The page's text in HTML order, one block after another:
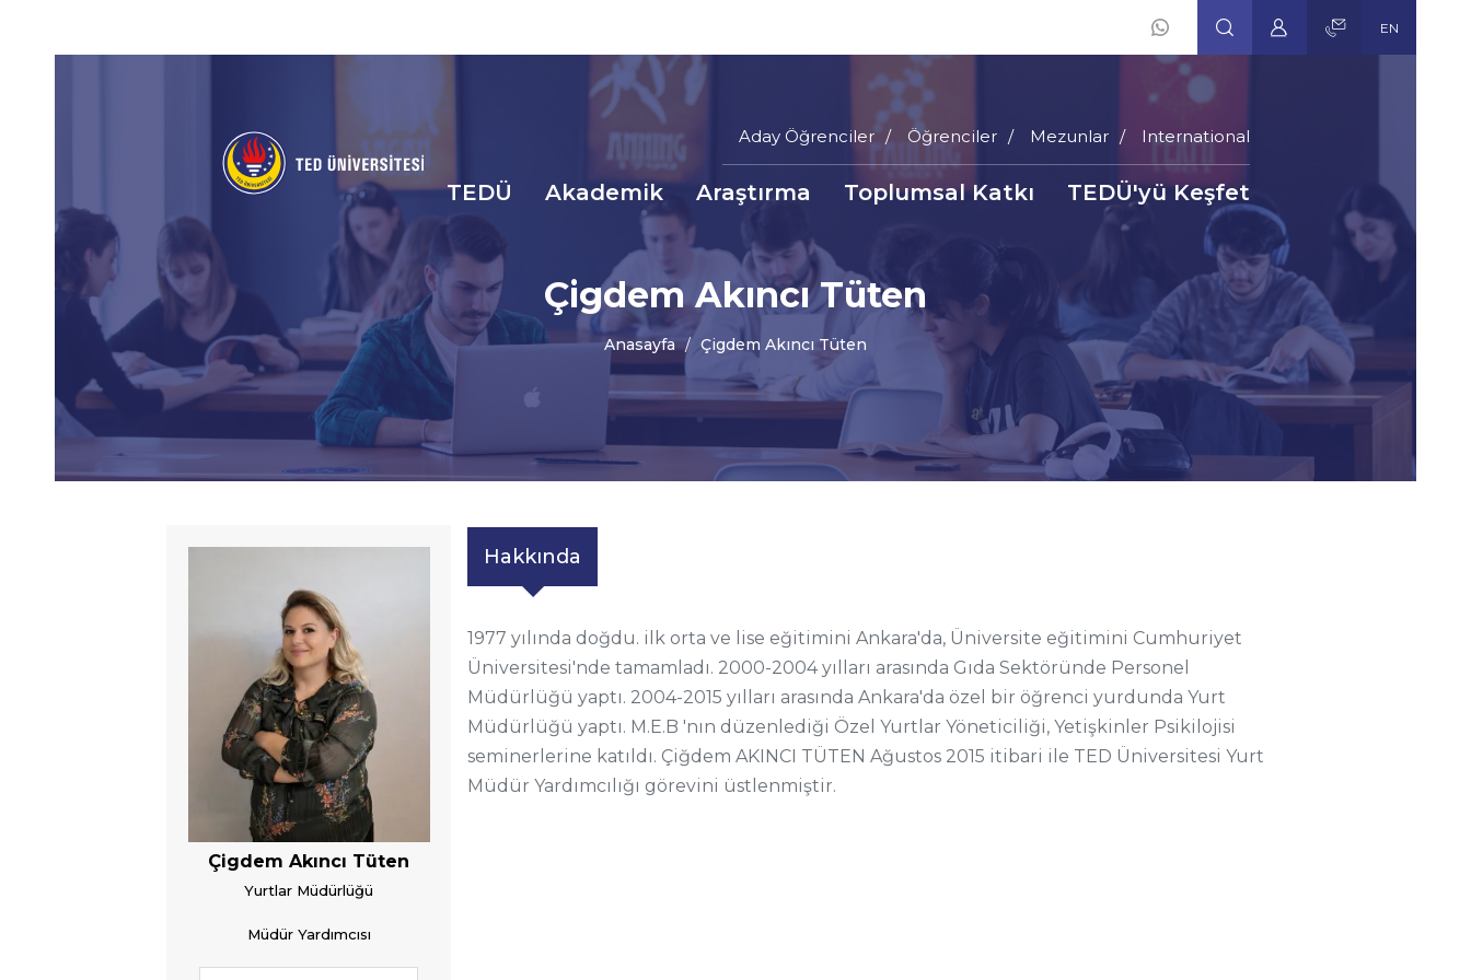
Social
EN
Main
Menu
Top
Aday Öğrenciler Öğrenciler Mezunlar International
gezinti
menüsü
TEDÜ Akademik Araştırma Toplumsal Katkı TEDÜ'yü Keşfet
Çigdem Akıncı Tüten
Anasayfa Çigdem Akıncı Tüten
Çigdem Akıncı Tüten
Yurtlar Müdürlüğü
Müdür Yardımcısı
Hakkında
1977 yılında doğdu. ilk orta ve lise eğitimini Ankara'da, Üniversite eğitimini Cumhuriyet
Üniversitesi'nde tamamladı. 2000-2004 yılları arasında Gıda Sektöründe Personel
Müdürlüğü yaptı. 2004-2015 yılları arasında Ankara'da özel bir öğrenci yurdunda Yurt
Müdürlüğü yaptı. M.E.B 'nın düzenlediği Özel Yurtlar Yöneticiliği, Yetişkinler Psikilojisi
seminerlerine katıldı. Çiğdem AKINCI TÜTEN Ağustos 2015 itibari ile TED Üniversitesi Yurt
Müdür Yardımcılığı görevini üstlenmiştir.